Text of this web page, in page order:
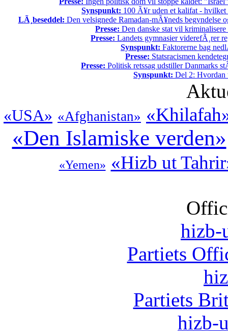
Synspunkt: 100 Ã¥r uden et kalifat - hvilket
LÃ¸beseddel: Den velsignede Ramadan-mÃ¥neds begyndelse
Presse: Den danske stat vil
Presse: Landets gymnasier viderefÃ¸rer
Synspunkt: Faktorerne bag
Presse: Statsracismen
Presse: Politisk retssag udstiller Danmarks
Synspunkt: Del 2: Hvordan
«USA» «Afghanistan»
«Den Islamiske verden»
«Yemen» «Hizb ut
hizb-
Partiets
Partiets
hizb-